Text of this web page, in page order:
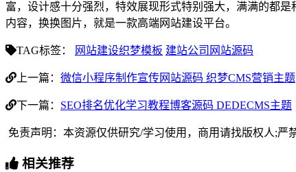
富，设计感十分强烈，特效展现形式特别强大，满满的都
内容，换换图片，就是一款高端网站建设平台。
TAG标签： 网站建设织梦模板 建站公司网站源码
上一篇： 微信小程序制作宣传网站源码 织梦CMS营销主题
下一篇： SEO排名优化学习教程博客源码 DEDECMS主题
免责声明：本资源仅供研究/学习使用，商用请找版权人;严
相关推荐